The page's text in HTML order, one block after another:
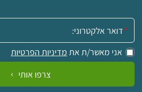
אימייל:
אני מאשר/ת את מדיניות הפרטיות
צרפו אותי